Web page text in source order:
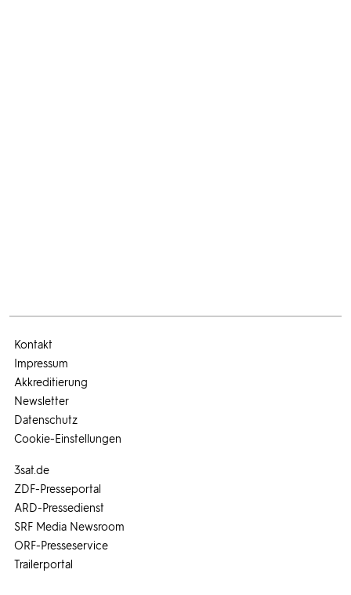
3sat.de
ZDF-Presseportal
ARD-Pressedienst
SRF Media Newsroom
ORF-Presseservice
Trailerportal
Kontakt
Impressum
Akkreditierung
Newsletter
Datenschutz
Cookie-Einstellungen